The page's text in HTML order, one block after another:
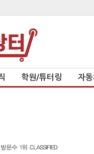
학원/튜터링 자